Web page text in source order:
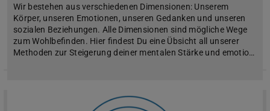
Wir bestehen aus verschiedenen Dimensionen: Unserem
Körper, unseren Emotionen, unseren Gedanken und unseren
sozialen Beziehungen. Alle Dimensionen sind mögliche Wege
zum Wohlbefinden. Hier findest Du eine Übsicht all unserer
Methoden zur Steigerung deiner mentalen Stärke und emotio…